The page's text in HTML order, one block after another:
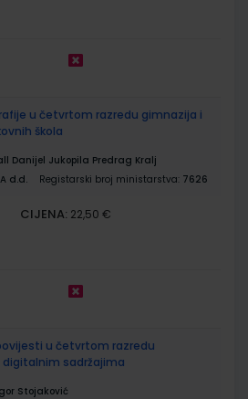
u četvrtom razredu gimnazija i
škola
Danijel Jukopila Predrag Kralj
d.d. Registarski broj ministarstva: 7626
CIJENA: 22,50 €
u četvrtom razredu
sadržajima
Stojaković